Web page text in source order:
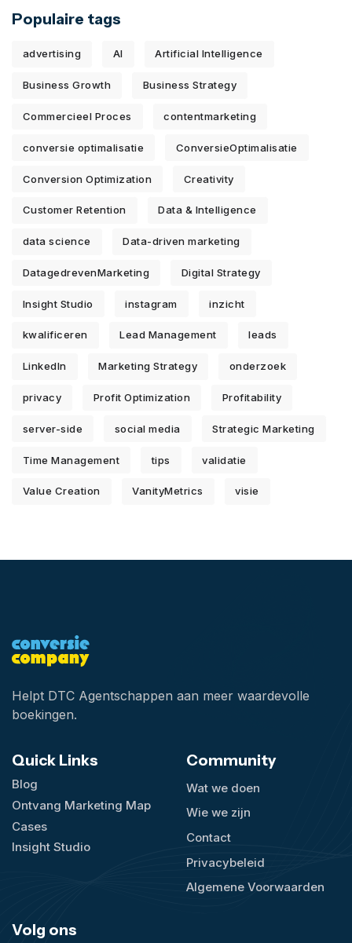
Populaire tags
advertising AI Artificial Intelligence
Business Growth Business Strategy
Commercieel Proces contentmarketing
conversie optimalisatie ConversieOptimalisatie
Conversion Optimization Creativity
Customer Retention Data & Intelligence
data science Data-driven marketing
DatagedrevenMarketing Digital Strategy
Insight Studio instagram inzicht
kwalificeren Lead Management leads
LinkedIn Marketing Strategy onderzoek
privacy Profit Optimization Profitability
server-side social media Strategic Marketing
Time Management tips validatie
Value Creation VanityMetrics visie
Helpt DTC Agentschappen aan meer waardevolle
boekingen.
Quick Links
Blog
Ontvang Marketing Map
Cases
Insight Studio
Community
Wat we doen
Wie we zijn
Contact
Privacybeleid
Algemene Voorwaarden
Volg ons